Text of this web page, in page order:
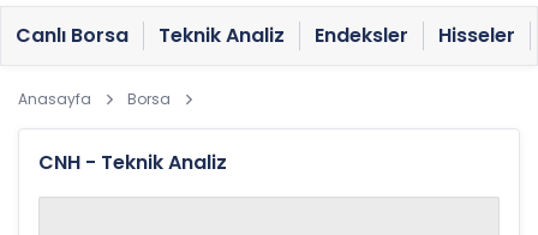
Canlı Borsa Teknik Analiz Endeksler Hisseler
Anasayfa Borsa
CNH - Teknik Analiz